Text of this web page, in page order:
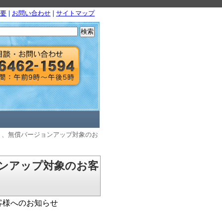
お問い合わせ サイトマップ
:
無償バージョンアップ対象のお
アップ対象のお客
様へのお知らせ